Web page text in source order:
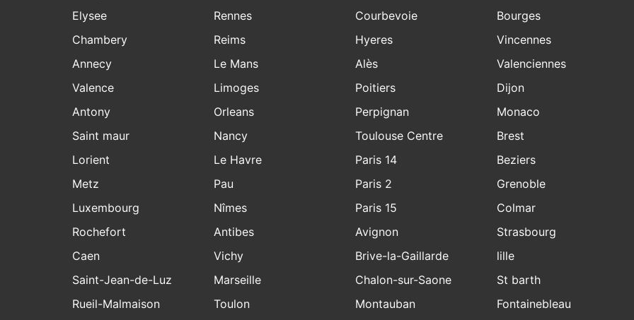
Elysee
Chambery
Annecy
Valence
Antony
Saint maur
Lorient
Metz
Luxembourg
Rochefort
Rennes
Reims
Le Mans
Limoges
Orleans
Nancy
Le Havre
Pau
Nîmes
Antibes
Courbevoie
Hyeres
Alès
Poitiers
Perpignan
Toulouse Centre
Paris 14
Paris 2
Paris 15
Avignon
Bourges
Vincennes
Valenciennes
Dijon
Monaco
Brest
Beziers
Grenoble
Colmar
Strasbourg
Caen
Saint-Jean-de-Luz
Rueil-Malmaison
Vichy
Marseille
Toulon
Brive-la-Gaillarde
Chalon-sur-Saone
Montauban
lille
St barth
Fontainebleau